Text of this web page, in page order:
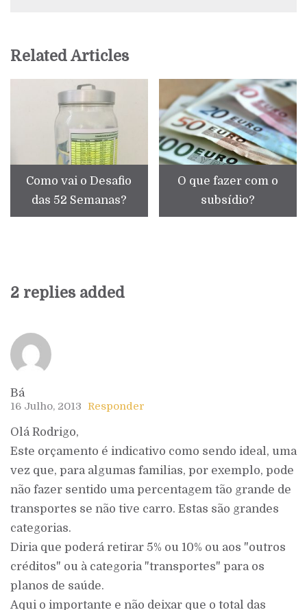
Related Articles
Como vai o Desafio
das 52 Semanas?
O que fazer com o
subsídio?
2 replies added
Bá
16 Julho, 2013 Responder
Olá Rodrigo,
Este orçamento é indicativo como sendo ideal, uma
vez que, para algumas familias, por exemplo, pode
não fazer sentido uma percentagem tão grande de
transportes se não tive carro. Estas são grandes
categorias.
Diria que poderá retirar 5% ou 10% ou aos "outros
créditos" ou à categoria "transportes" para os
planos de saúde.
Aqui o importante e não deixar que o total das